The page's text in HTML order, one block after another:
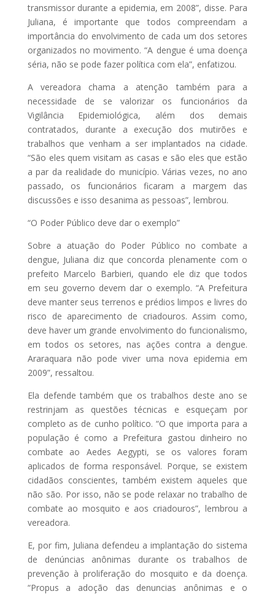
transmissor durante a epidemia, em 2008”, disse. Para
Juliana, é importante que todos compreendam a
importância do envolvimento de cada um dos setores
organizados no movimento. “A dengue é uma doença
séria, não se pode fazer política com ela”, enfatizou.
A vereadora chama a atenção também para a
necessidade de se valorizar os funcionários da
Vigilância Epidemiológica, além dos demais
contratados, durante a execução dos mutirões e
trabalhos que venham a ser implantados na cidade.
“São eles quem visitam as casas e são eles que estão
a par da realidade do município. Várias vezes, no ano
passado, os funcionários ficaram a margem das
discussões e isso desanima as pessoas”, lembrou.
“O Poder Público deve dar o exemplo”
Sobre a atuação do Poder Público no combate a
dengue, Juliana diz que concorda plenamente com o
prefeito Marcelo Barbieri, quando ele diz que todos
em seu governo devem dar o exemplo. “A Prefeitura
deve manter seus terrenos e prédios limpos e livres do
risco de aparecimento de criadouros. Assim como,
deve haver um grande envolvimento do funcionalismo,
em todos os setores, nas ações contra a dengue.
Araraquara não pode viver uma nova epidemia em
2009”, ressaltou.
Ela defende também que os trabalhos deste ano se
restrinjam as questões técnicas e esqueçam por
completo as de cunho político. “O que importa para a
população é como a Prefeitura gastou dinheiro no
combate ao Aedes Aegypti, se os valores foram
aplicados de forma responsável. Porque, se existem
cidadãos conscientes, também existem aqueles que
não são. Por isso, não se pode relaxar no trabalho de
combate ao mosquito e aos criadouros”, lembrou a
vereadora.
E, por fim, Juliana defendeu a implantação do sistema
de denúncias anônimas durante os trabalhos de
prevenção à proliferação do mosquito e da doença.
“Propus a adoção das denuncias anônimas e o